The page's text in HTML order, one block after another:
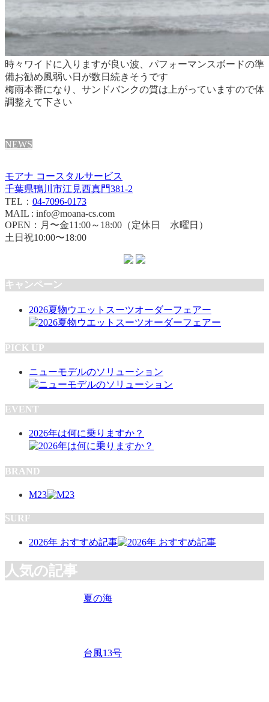
時々ワイドに入りますが良い波、パフォーマンスボードの準
備お勧め風弱い日が数日続きそうです
梅雨本番になり、サンドバンクの質は上がっていますので体
調整えて下さい
NEWS
モアナ コースタルサービス
千葉県鴨川市江見西真門381-2
TEL： 04-7096-0173
MAIL : info@moana-cs.com
OPEN：月〜金11:00～18:00（定休日 水曜日）
土日祝10:00〜18:00
キャンペーン
2026夏物ウエットスーツオーダーフェアー
PICK UP
ニューモデルのソリューション
EVENT
2026年は何に乗りますか？
BRAND
M23
SURF
2026年 おすすめ記事
人気の記事
夏の海
台風13号